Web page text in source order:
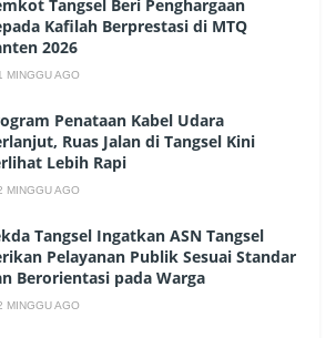
Tangsel Beri Penghargaan
Kafilah Berprestasi di MTQ
2026
MINGGU AGO
Penataan Kabel Udara
Ruas Jalan di Tangsel Kini
Lebih Rapi
MINGGU AGO
Tangsel Ingatkan ASN Tangsel
Pelayanan Publik Sesuai Standar
Berorientasi pada Warga
MINGGU AGO